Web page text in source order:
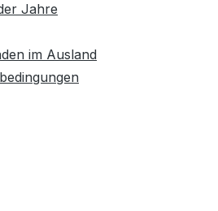
Jahre
im Ausland